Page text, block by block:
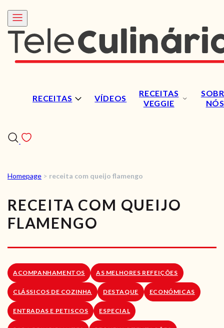
RECEITAS VÍDEOS
RECEITAS
VEGGIE
NÓS
RECEITAS
VÍDEOS
RECEITAS VEGGIE
LOJA ONLINE
BLOG
Homepage > receita com queijo flamengo
RECEITA COM QUEIJO
FLAMENGO
ACOMPANHAMENTOS AS MELHORES REFEIÇÕES
CLÁSSICOS DE COZINHA DESTAQUE ECONÓMICAS
ENTRADAS E PETISCOS ESPECIAL